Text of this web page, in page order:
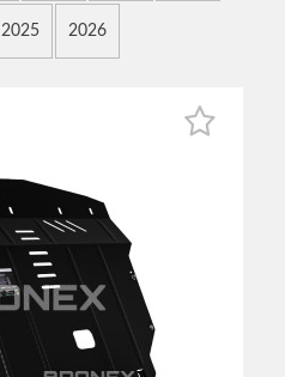
2025 2026